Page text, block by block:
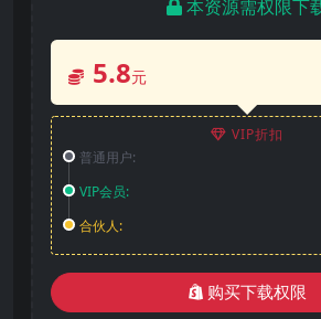
本资源需权限下
5.8元
VIP折扣
普通用户:
VIP会员:
合伙人:
购买下载权限